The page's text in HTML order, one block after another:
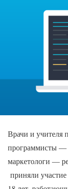
Врачи и учителя
программисты —
маркетологи —
приняли